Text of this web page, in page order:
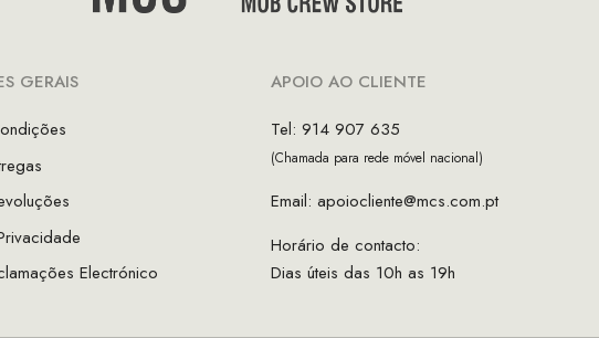
GERAIS
Electrónico
APOIO AO CLIENTE
Tel: 914 907 635
(Chamada para rede móvel nacional)
Email: apoiocliente@mcs.com.pt
Horário de contacto:
Dias úteis das 10h as 19h